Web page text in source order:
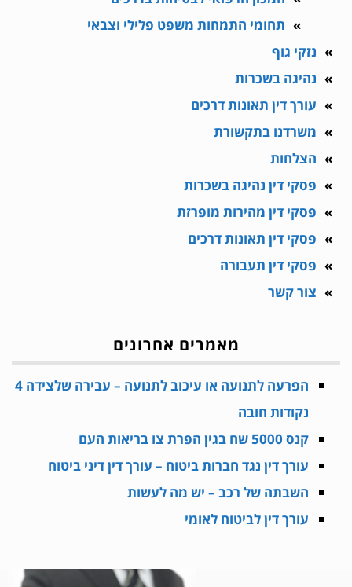
תחומי התמחות משפט פלילי וצבאי
נזקי גוף
נהיגה בשכרות
עורך דין תאונות דרכים
משרדנו בתקשורת
הצלחות
פסקי דין נהיגה בשכרות
פסקי דין מהירות מופרזת
פסקי דין תאונות דרכים
פסקי דין תעבורה
צור קשר
מאמרים אחרונים
הפרעה לתנועה או עיכוב לתנועה – עבירה שלצידה 4
נקודות חובה
קנס 5000 שח בגין הפרת צו בריאות העם
עורך דין נגד חברות ביטוח – עורך דין דיני ביטוח
השבתה של רכב – יש מה לעשות
עורך דין לביטוח לאומי